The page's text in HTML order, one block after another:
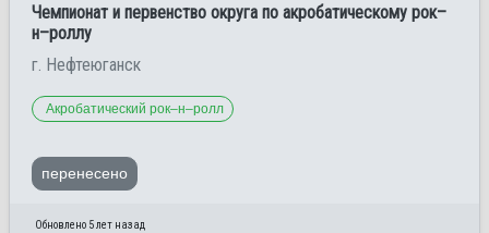
Чемпионат и первенство округа по акробатическому рок–
н–роллу
г. Нефтеюганск
Акробатический рок–н–ролл
перенесено
Обновлено 5 лет назад